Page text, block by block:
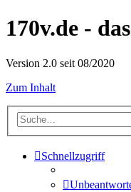
170v.de -
Version 2.0 seit 08/2020
Zum Inhalt
Schnellzugriff